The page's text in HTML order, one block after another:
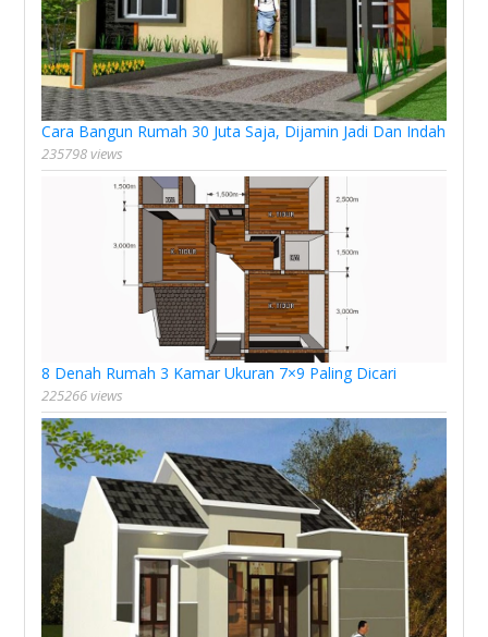
Cara Bangun Rumah 30 Juta Saja, Dijamin Jadi Dan Indah
235798 views
8 Denah Rumah 3 Kamar Ukuran 7×9 Paling Dicari
225266 views